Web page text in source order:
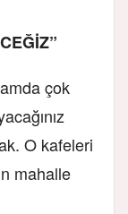
çok
O kafeleri
mahalle